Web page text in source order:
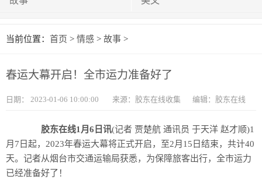
当前位置： 首页 > 情感 > 故事 >
春运大幕开启！全市运力准备好了
日期： 2023-01-06 10:00:00 来源：胶东在线收集 编辑：胶东在线
胶东在线1月6日讯(记者 贾楚航 通讯员 于天洋 赵才顺)1
月7日起，2023年春运大幕将正式开启，至2月15日结束，共计40
天。记者从烟台市交通运输局获悉，为保障旅客出行，全市运力
已经准备好了！